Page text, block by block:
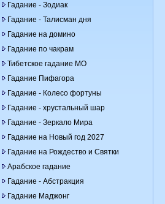
Гадание - Зодиак
Гадание - Талисман дня
Гадание на домино
Гадание по чакрам
Тибетское гадание МО
Гадание Пифагора
Гадание - Колесо фортуны
Гадание - хрустальный шар
Гадание - Зеркало Мира
Гадание на Новый год 2027
Гадание на Рождество и Святки
Арабское гадание
Гадание - Абстракция
Гадание Маджонг